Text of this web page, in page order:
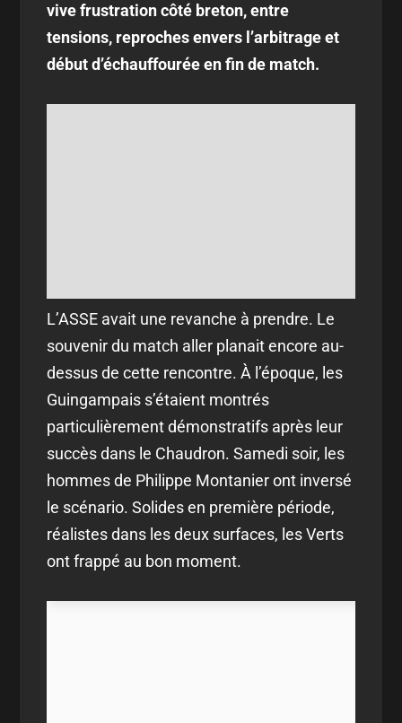
vive frustration côté breton, entre
tensions, reproches envers l’arbitrage et
début d’échauffourée en fin de match.
L’ASSE avait une revanche à prendre. Le
souvenir du match aller planait encore au-
dessus de cette rencontre. À l’époque, les
Guingampais s’étaient montrés
particulièrement démonstratifs après leur
succès dans le Chaudron. Samedi soir, les
hommes de Philippe Montanier ont inversé
le scénario. Solides en première période,
réalistes dans les deux surfaces, les Verts
ont frappé au bon moment.